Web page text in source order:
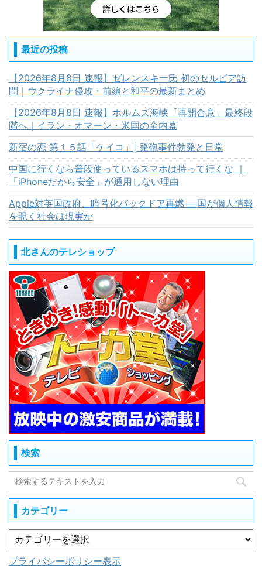
最近の投稿
【2026年8月8日 速報】ゼレンスキー氏 初のセルビア訪
問｜ウクライナ侵攻・前線と和平の最新まとめ
【2026年8月8日 速報】ホルムズ海峡「再開合意」最終段
階へ｜イラン・オマーン・米国の全内幕
新宿の恋 第１５話「ケイコ」| 発砲事件勃発と日常
中国に行くなら普段使っているスマホは持って行くな ｜
「iPhoneだから安全」が通用しない理由
Apple対英国政府、暗号化バックドア再燃──国が個人情報
を覗く社会は現実か
北さんのテレショップ
検索
カテゴリー
プライバシーポリシー表示